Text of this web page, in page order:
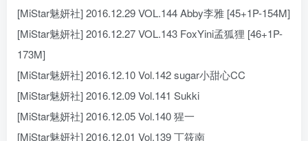
[MiStar魅妍社] 2016.12.29 VOL.144 Abby李雅 [45+1P-154M]
[MiStar魅妍社] 2016.12.27 VOL.143 FoxYini孟狐狸 [46+1P-
173M]
[MiStar魅妍社] 2016.12.10 Vol.142 sugar小甜心CC
[MiStar魅妍社] 2016.12.09 Vol.141 Sukki
[MiStar魅妍社] 2016.12.05 Vol.140 猩一
[MiStar魅妍社] 2016.12.01 Vol.139 丁筱南